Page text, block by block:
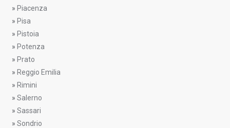
» Piacenza
» Pisa
» Pistoia
» Potenza
» Prato
» Reggio Emilia
» Rimini
» Salerno
» Sassari
» Sondrio